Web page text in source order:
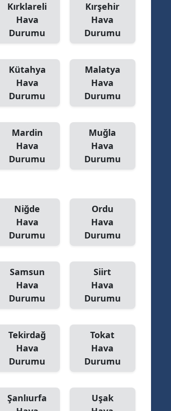
Kırklareli
Hava
Durumu
Kırşehir
Hava
Durumu
Kütahya
Hava
Durumu
Malatya
Hava
Durumu
Mardin
Hava
Durumu
Muğla
Hava
Durumu
Niğde
Hava
Durumu
Ordu
Hava
Durumu
Samsun
Hava
Durumu
Siirt
Hava
Durumu
Tekirdağ
Hava
Durumu
Tokat
Hava
Durumu
Şanlıurfa
Uşak